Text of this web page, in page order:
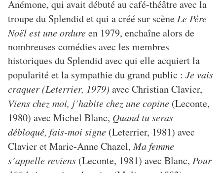
Anémone, qui avait débuté au café-théâtre avec la
troupe du Splendid et qui a créé sur scène Le Père
Noël est une ordureen 1979, enchaîne alors de
nombreuses comédies avec les membres
historiques du Splendid avec qui elle acquiert la
popularité et la sympathie du grand public : Je vais
craquer(Leterrier, 1979) avec Christian Clavier,
Viens chez moi, j’habite chez une copine (Leconte,
1980) avec Michel Blanc, Quand tu seras
débloqué, fais-moi signe (Leterrier, 1981) avec
Clavier et Marie-Anne Chazel,Ma femme
s’appelle reviens (Leconte, 1981) avec Blanc, Pour